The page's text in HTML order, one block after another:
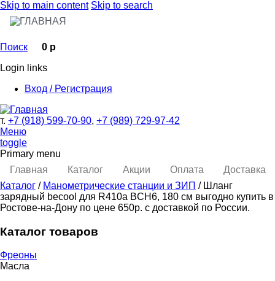
Skip to main content Skip to search
Поиск
0 р
Login links
Вход / Регистрация
т. +7 (918) 599-70-90, +7 (989) 729-97-42
Меню
toggle
Primary menu
Главная
Каталог Акции Оплата
Доставка
Каталог / Манометрические станции и ЗИП / Шланг
зарядный becool для R410a BCH6, 180 см выгодно купить в
Ростове-на-Дону по цене 650р. с доставкой по России.
Каталог товаров
Фреоны
Масла